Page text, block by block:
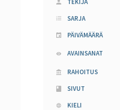
TEKIJÄ
SARJA
PÄIVÄMÄÄRÄ
AVAINSANAT
RAHOITUS
SIVUT
KIELI